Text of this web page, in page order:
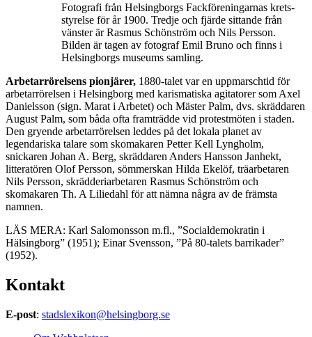
Fotografi från Helsingborgs Fackföreningarnas krets-
styrelse för år 1900. Tredje och fjärde sittande från
vänster är Rasmus Schönström och Nils Persson.
Bilden är tagen av fotograf Emil Bruno och finns i
Helsingborgs museums samling.
Arbetarrörelsens pionjärer, 1880-talet var en uppmarschtid för
arbetarrörelsen i Helsingborg med karismatiska agitatorer som Axel
Danielsson (sign. Marat i Arbetet) och Mäster Palm, dvs. skräddaren
August Palm, som båda ofta framträdde vid protestmöten i staden.
Den gryende arbetarrörelsen leddes på det lokala planet av
legendariska talare som skomakaren Petter Kell Lyngholm,
snickaren Johan A. Berg, skräddaren Anders Hansson Janhekt,
litteratören Olof Persson, sömmerskan Hilda Ekelöf, träarbetaren
Nils Persson, skrädderiarbetaren Rasmus Schönström och
skomakaren Th. A Liliedahl för att nämna några av de främsta
namnen.
LÄS MERA: Karl Salomonsson m.fl., ”Socialdemokratin i
Hälsingborg” (1951); Einar Svensson, ”På 80-talets barrikader”
(1952).
Kontakt
E-post: stadslexikon@helsingborg.se